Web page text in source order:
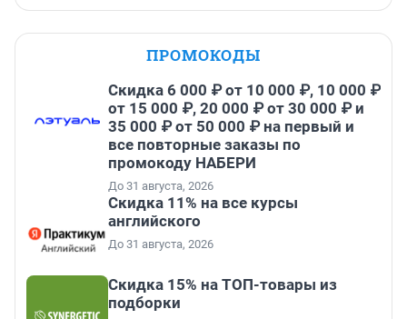
ПРОМОКОДЫ
Скидка 6 000 ₽ от 10 000 ₽, 10 000 ₽
от 15 000 ₽, 20 000 ₽ от 30 000 ₽ и
35 000 ₽ от 50 000 ₽ на первый и
все повторные заказы по
промокоду НАБЕРИ
До 31 августа, 2026
Скидка 11% на все курсы
английского
До 31 августа, 2026
Скидка 15% на ТОП-товары из
подборки